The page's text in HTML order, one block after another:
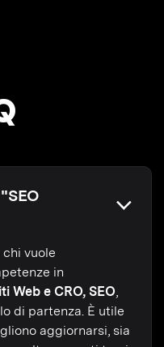
vuole
in
Web e CRO, SEO
di partenza. È utile
aggiornarsi, sia